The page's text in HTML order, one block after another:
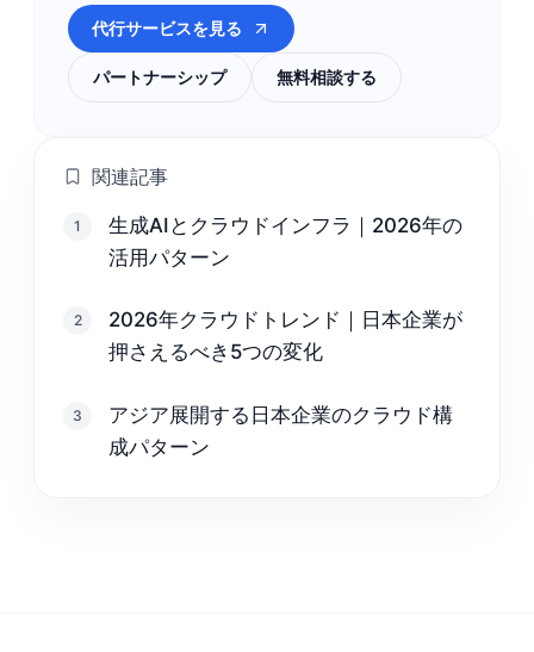
代行サービスを見る
パートナーシップ 無料相談する
関連記事
1
生成AIとクラウドインフラ｜2026年の
活用パターン
2
2026年クラウドトレンド｜日本企業が
押さえるべき5つの変化
3
アジア展開する日本企業のクラウド構
成パターン